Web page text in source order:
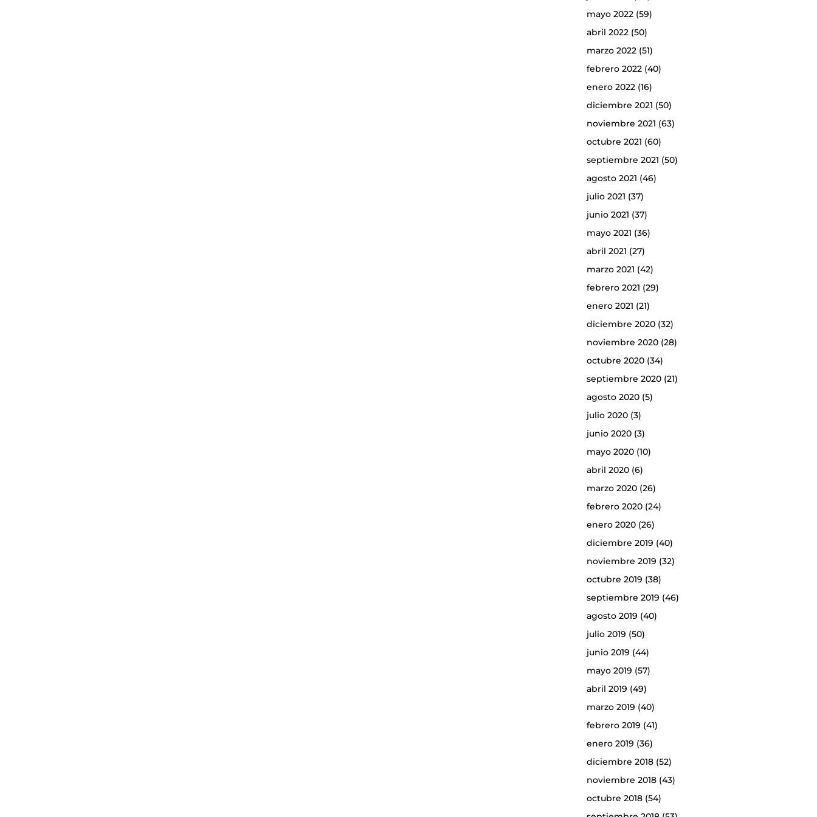
mayo 2022(59)
abril 2022(50)
marzo 2022(51)
febrero 2022(40)
enero 2022(16)
diciembre 2021 (50)
noviembre 2021 (63)
octubre 2021 (60)
septiembre 2021 (50)
agosto 2021 (46)
julio 2021 (37)
junio 2021 (37)
mayo 2021 (36)
abril 2021 (27)
marzo 2021 (42)
febrero 2021 (29)
enero 2021 (21)
diciembre 2020(32)
noviembre 2020(28)
octubre 2020(34)
septiembre 2020(21)
agosto 2020(5)
julio 2020(3)
junio 2020(3)
mayo 2020(10)
abril 2020(6)
marzo 2020(26)
febrero 2020(24)
enero 2020(26)
diciembre 2019 (40)
noviembre 2019 (32)
octubre 2019 (38)
septiembre 2019 (46)
agosto 2019 (40)
julio 2019 (50)
junio 2019 (44)
mayo 2019 (57)
abril 2019 (49)
marzo 2019 (40)
febrero 2019 (41)
enero 2019 (36)
diciembre 2018(52)
noviembre 2018(43)
octubre 2018(54)